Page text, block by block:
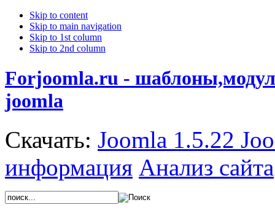
Skip to content
Skip to main navigation
Skip to 1st column
Skip to 2nd column
Forjoomla.ru -
joomla
Скачать: Joomla 1.5.22
информация Анализ сайта